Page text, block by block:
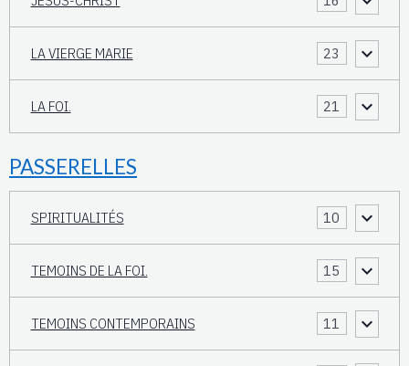
LA VIERGE MARIE 23
LA FOI. 21
PASSERELLES
SPIRITUALITÉS 10
TEMOINS DE LA FOI. 15
TEMOINS CONTEMPORAINS 11